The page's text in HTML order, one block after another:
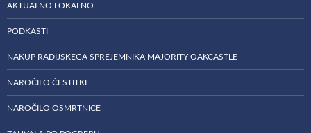
AKTUALNO LOKALNO
PODKASTI
NAKUP RADIJSKEGA SPREJEMNIKA MAJORITY OAKCASTLE
NAROČILO ČESTITKE
NAROČILO OSMRTNICE